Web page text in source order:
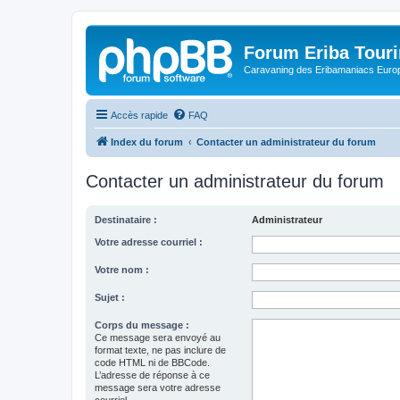
Forum Eriba
Caravaning des Eribamaniacs
Accès rapide FAQ
Index du forum Contacter un administrateur du forum
Contacter un administrateur du forum
Destinataire : Administrateur
Votre adresse courriel :
Votre nom :
Sujet :
Corps du message :
Ce message sera envoyé au
format texte, ne pas inclure de
code HTML ni de BBCode.
L’adresse de réponse à ce
message sera votre adresse